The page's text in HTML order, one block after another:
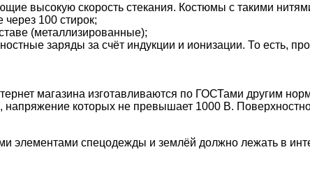
высокую скорость стекания. Костюмы с такими
через 100 стирок;
(металлизированные);
заряды за счёт индукции и ионизации. То есть,
магазина изготавливаются по ГОСТами другим
напряжение которых не превышает 1000 В.
элементами спецодежды и землёй должно лежать в